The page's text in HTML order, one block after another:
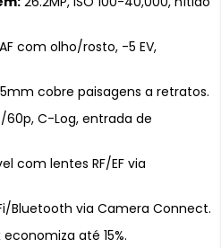
com olho/rosto, -5 EV,
cobre paisagens a retratos.
60p, C-Log, entrada de
com lentes RF/EF via
Bluetooth via Camera Connect.
até 15%.